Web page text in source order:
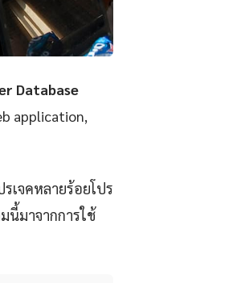
Database
application,
จคหลายร้อยโปร
นี้มาจากการใช้